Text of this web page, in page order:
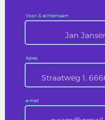
Voor- & achternaam
Adres
e-mail